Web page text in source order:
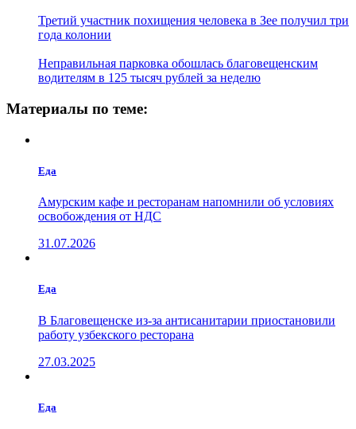
Третий участник похищения человека в Зее получил три
года колонии
Неправильная парковка обошлась благовещенским
водителям в 125 тысяч рублей за неделю
Материалы по теме:
Еда
Амурским кафе и ресторанам напомнили об условиях
освобождения от НДС
31.07.2026
Еда
В Благовещенске из-за антисанитарии приостановили
работу узбекского ресторана
27.03.2025
Еда